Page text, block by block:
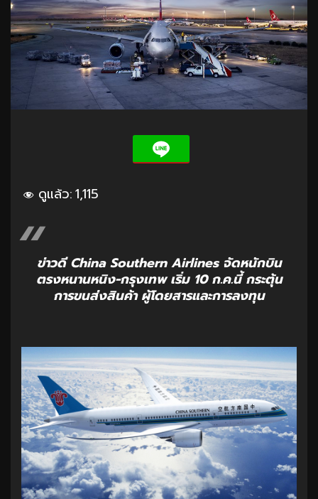
ดูแล้ว:1,115
ข่าวดี China Southern Airlines จัดหนักบิน
ตรงหนานหนิง-กรุงเทพ เริ่ม 10 ก.ค.นี้ กระตุ้น
การขนส่งสินค้า ผู้โดยสารและการลงทุน